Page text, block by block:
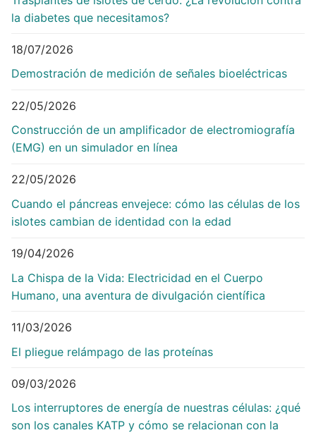
la diabetes que necesitamos?
18/07/2026
Demostración de medición de señales bioeléctricas
22/05/2026
Construcción de un amplificador de electromiografía
(EMG) en un simulador en línea
22/05/2026
Cuando el páncreas envejece: cómo las células de los
islotes cambian de identidad con la edad
19/04/2026
La Chispa de la Vida: Electricidad en el Cuerpo
Humano, una aventura de divulgación científica
11/03/2026
El pliegue relámpago de las proteínas
09/03/2026
Los interruptores de energía de nuestras células: ¿qué
son los canales KATP y cómo se relacionan con la